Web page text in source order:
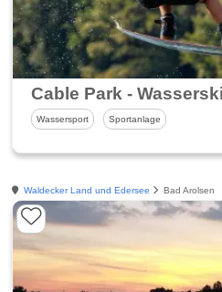
Wassersport Sportanlage
Waldecker Land und Edersee Bad Arolsen